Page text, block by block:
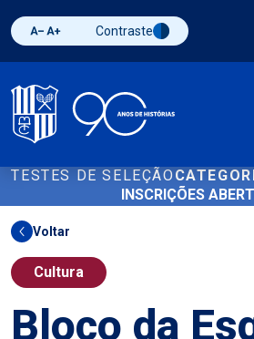
Diminuir fonte
Aumentar fonteAlternar contraste
Contraste
TESTES DE SELEÇÃO
INSCRIÇÕES
Voltar
Cultura
Bloco da